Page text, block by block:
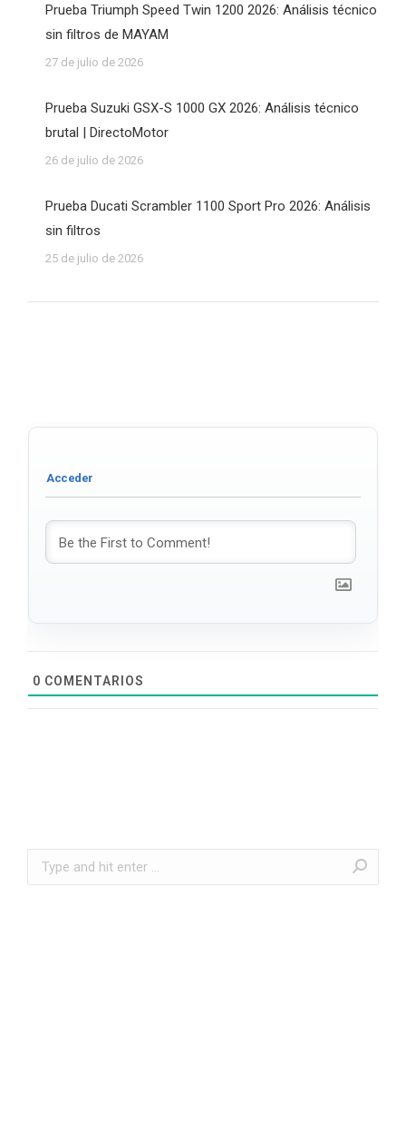
Prueba Triumph Speed Twin 1200 2026: Análisis técnico
sin filtros de MAYAM
27 de julio de 2026
Prueba Suzuki GSX-S 1000 GX 2026: Análisis técnico
brutal | DirectoMotor
26 de julio de 2026
Prueba Ducati Scrambler 1100 Sport Pro 2026: Análisis
sin filtros
25 de julio de 2026
0 COMENTARIOS
Search: